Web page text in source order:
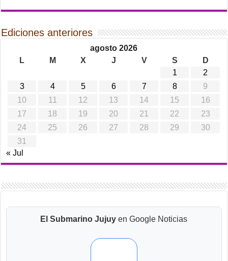
Ediciones anteriores
agosto 2026
L
M X J V S
D
1
2
3
4 5 6 7 8
9
10
11 12 13 14 15
16
17
18 19 20 21 22
23
24
25 26 27 28 29
30
31
« Jul
El Submarino Jujuy en Google Noticias